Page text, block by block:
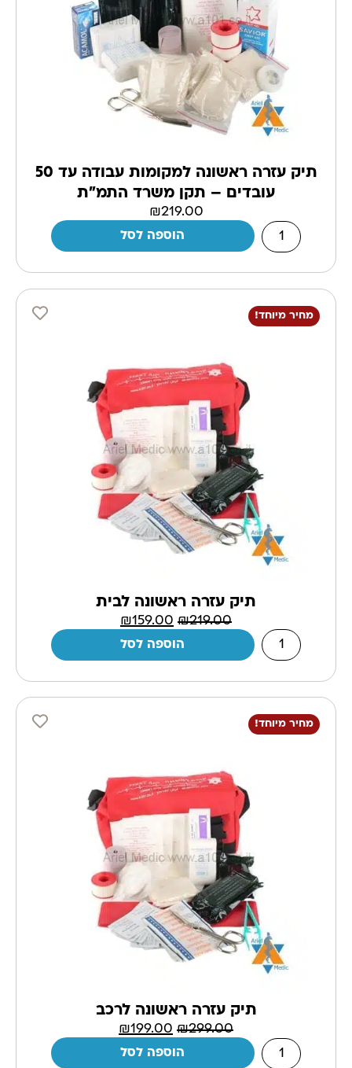
תיק עזרה ראשונה למקומות עבודה עד 50
עובדים – תקן משרד התמ"ת
₪219.00
הוספה לסל
מחיר מיוחד!
תיק עזרה ראשונה לבית
₪219.00
₪159.00
הוספה לסל
מחיר מיוחד!
תיק עזרה ראשונה לרכב
₪299.00
₪199.00
הוספה לסל